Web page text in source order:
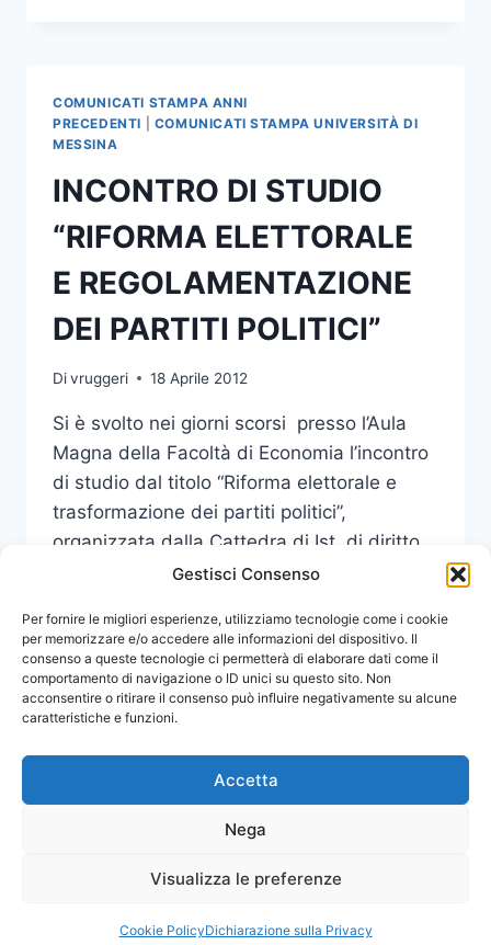
Gestisci Consenso
Per fornire le migliori esperienze, utilizziamo tecnologie come i cookie
per memorizzare e/o accedere alle informazioni del dispositivo. Il
consenso a queste tecnologie ci permetterà di elaborare dati come il
comportamento di navigazione o ID unici su questo sito. Non
acconsentire o ritirare il consenso può influire negativamente su alcune
caratteristiche e funzioni.
Accetta
Nega
Visualizza le preferenze
Cookie PolicyDichiarazione sulla Privacy
PRESIDENTE
TRA
COSTITUZIONE
SCRITTA
E
COSTITUZIONE
VIVENTE”
COMUNICATI STAMPA ANNI
PRECEDENTI
COMUNICATI STAMPA UNIVERSITÀ DI
MESSINA
INCONTRO DI STUDIO
“RIFORMA ELETTORALE
E REGOLAMENTAZIONE
DEI PARTITI POLITICI”
Divruggeri 18 Aprile 2012
Si è svolto nei giorni scorsi presso l’Aula
Magna della Facoltà di Economia l’incontro
di studio dal titolo “Riforma elettorale e
trasformazione dei partiti politici”,
organizzata dalla Cattedra di Ist. di diritto
LEGGI DI PIÙINCONTRO
DI
STUDIO
“RIFORMA
ELETTORALE
REGOLAMENTAZIONE
POLITICI”
© 2026 Comunicati Stampa | Powered by